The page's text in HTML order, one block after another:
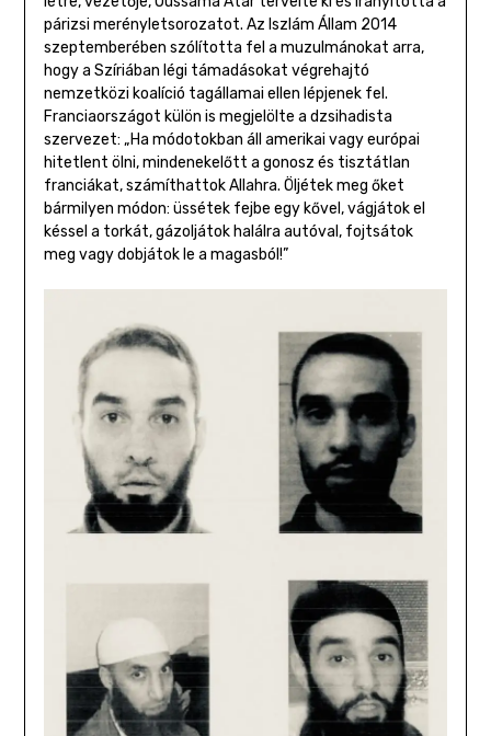
párizsi merényletsorozatot. Az Iszlám Állam 2014
szeptemberében szólította fel a muzulmánokat arra,
hogy a Szíriában légi támadásokat végrehajtó
nemzetközi koalíció tagállamai ellen lépjenek fel.
Franciaországot külön is megjelölte a dzsihadista
szervezet: „Ha módotokban áll amerikai vagy európai
hitetlent ölni, mindenekelőtt a gonosz és tisztátlan
franciákat, számíthattok Allahra. Öljétek meg őket
bármilyen módon: üssétek fejbe egy kővel, vágjátok el
késsel a torkát, gázoljátok halálra autóval, fojtsátok
meg vagy dobjátok le a magasból!”